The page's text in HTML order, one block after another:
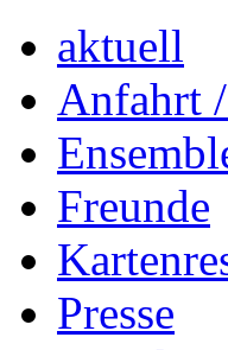
aktuell
Anfahrt
Freunde
Presse